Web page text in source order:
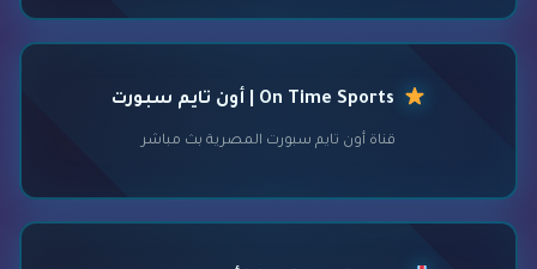
قناة أون تايم سبورت المصرية بث مباشر